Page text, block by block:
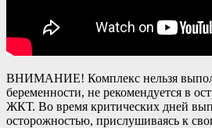
ВНИМАНИЕ! Комплекс нельзя
беременности, не рекомендуется в
ЖКТ. Во время критических дней
осторожностью, прислушиваясь к